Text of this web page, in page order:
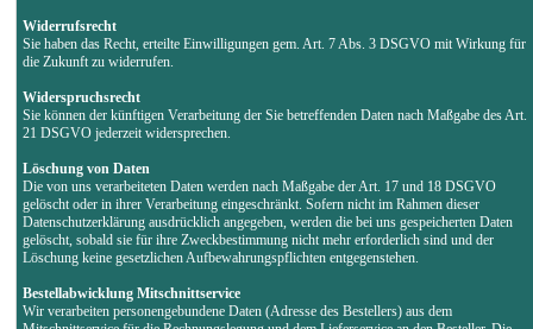
Widerrufsrecht
Sie haben das Recht, erteilte Einwilligungen gem. Art. 7 Abs. 3 DSGVO mit Wirkung für
die Zukunft zu widerrufen.
Widerspruchsrecht
Sie können der künftigen Verarbeitung der Sie betreffenden Daten nach Maßgabe des Art.
21 DSGVO jederzeit widersprechen.
Löschung von Daten
Die von uns verarbeiteten Daten werden nach Maßgabe der Art. 17 und 18 DSGVO
gelöscht oder in ihrer Verarbeitung eingeschränkt. Sofern nicht im Rahmen dieser
Datenschutzerklärung ausdrücklich angegeben, werden die bei uns gespeicherten Daten
gelöscht, sobald sie für ihre Zweckbestimmung nicht mehr erforderlich sind und der
Löschung keine gesetzlichen Aufbewahrungspflichten entgegenstehen.
Bestellabwicklung Mitschnittservice
Wir verarbeiten personengebundene Daten (Adresse des Bestellers) aus dem